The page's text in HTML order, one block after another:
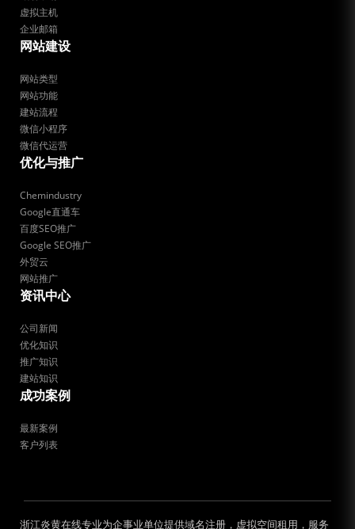
虚拟主机
企业邮箱
网站建设
网站类型
网站功能
建站流程
微信小程序
微信代运营
优化与推广
Chemindustry
Google直通车
百度SEO推广
Google SEO推广
外贸云
网站推广
资讯中心
公司新闻
优化知识
推广知识
建站知识
成功案例
最新案例
客户列表
浙江炎黄在线专业为企事业单位提供域名注册，虚拟空间租用，服务